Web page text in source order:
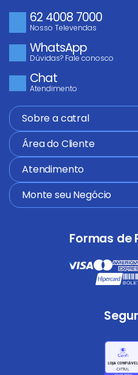
62 4008 7000
Nosso Televendas
WhatsApp
Dúvidas? Fale conosco
Chat
Atendimento
Sobre a catral
Área do Cliente
Atendimento
Monte seu Negócio
Formas de